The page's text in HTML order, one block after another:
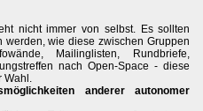
nicht immer von selbst. Es sollten
wie diese zwischen Gruppen
Mailinglisten, Rundbriefe,
nach Open-Space - diese
Wahl.
anderer autonomer